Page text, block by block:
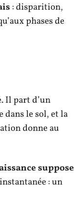
: disparition,
phases de
Il part d’un
dans le sol, et la
donne au
suppose
: un